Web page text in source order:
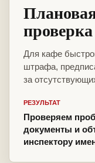
проверка
Для кафе
штрафа,
за
РЕЗУЛЬТАТ
Проверяем
документы и
инспектору